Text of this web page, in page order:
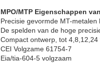
MPO/MTP Eigenschappen
Precisie gevormde MT-metalen
De spelden van de hoge
Compact ontwerp, tot 4,8,12,24
CEI Volgzame 61754-7
Eia/tia-604-5 volgzaam